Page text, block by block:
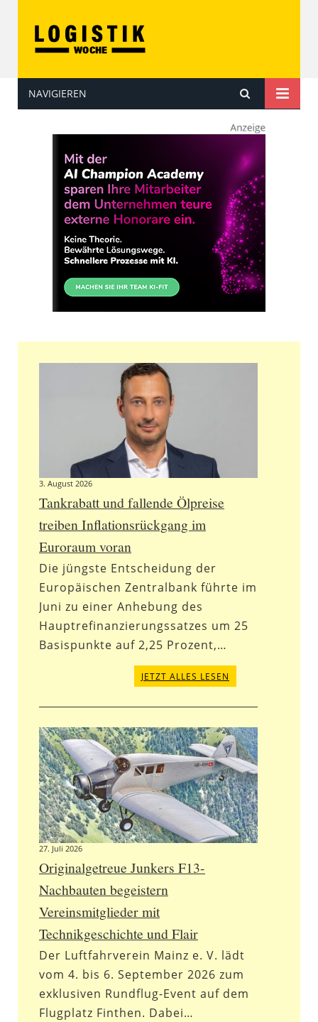
LOGISTIKwoche
NAVIGIEREN
3. August 2026
Tankrabatt und fallende Ölpreise
treiben Inflationsrückgang im
Euroraum voran
Die jüngste Entscheidung der
Europäischen Zentralbank führte im
Juni zu einer Anhebung des
Hauptrefinanzierungssatzes um 25
Basispunkte auf 2,25 Prozent,…
JETZT ALLES LESEN
27. Juli 2026
Originalgetreue Junkers F13-
Nachbauten begeistern
Vereinsmitglieder mit
Technikgeschichte und Flair
Der Luftfahrverein Mainz e. V. lädt
vom 4. bis 6. September 2026 zum
exklusiven Rundflug-Event auf dem
Flugplatz Finthen. Dabei…